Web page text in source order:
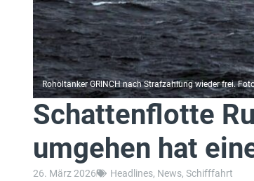
Rohöltanker GRINCH nach Strafzahlung wieder frei.
Schattenflotte
umgehen hat
26. März 2026 Headlines, News, Schifffahrt